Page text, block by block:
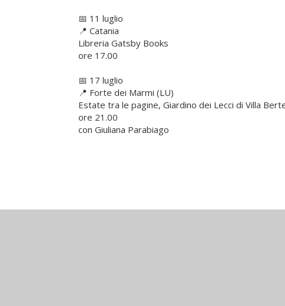
📅 11 luglio
📍Catania
Libreria Gatsby Books
ore 17.00
📅 17 luglio
📍 Forte dei Marmi (LU)
Estate tra le pagine, Giardino dei Lecci di Villa
ore 21.00
con Giuliana Parabiago